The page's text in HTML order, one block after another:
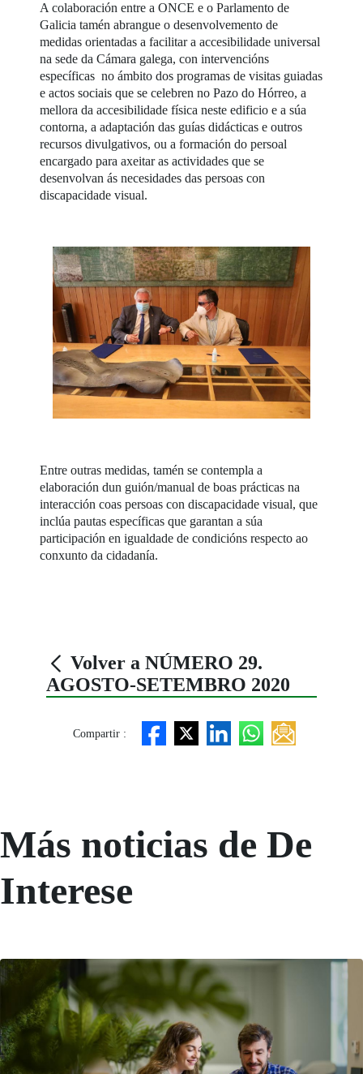
A colaboración entre a ONCE e o Parlamento de
Galicia tamén abrangue o desenvolvemento de
medidas orientadas a facilitar a accesibilidade universal
na sede da Cámara galega, con intervencións
específicas no ámbito dos programas de visitas guiadas
e actos sociais que se celebren no Pazo do Hórreo, a
mellora da accesibilidade física neste edificio e a súa
contorna, a adaptación das guías didácticas e outros
recursos divulgativos, ou a formación do persoal
encargado para axeitar as actividades que se
desenvolvan ás necesidades das persoas con
discapacidade visual.
Entre outras medidas, tamén se contempla a
elaboración dun guión/manual de boas prácticas na
interacción coas persoas con discapacidade visual, que
inclúa pautas específicas que garantan a súa
participación en igualdade de condicións respecto ao
conxunto da cidadanía.
Volver a NÚMERO 29.
AGOSTO-SETEMBRO 2020
Compartir :
Más noticias de De
Interese